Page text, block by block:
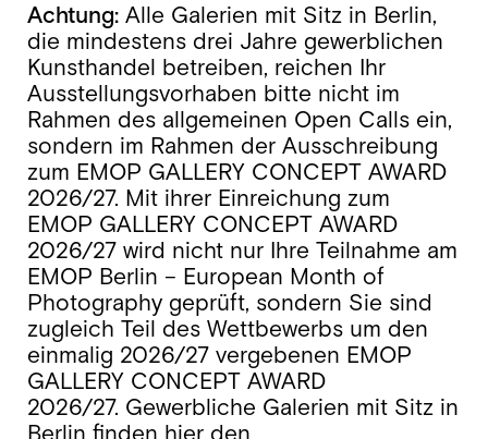
Achtung:Alle Galerien mit Sitz in Berlin,
die mindestens drei Jahre gewerblichen
Kunsthandel betreiben, reichen Ihr
Ausstellungsvorhaben bitte nicht im
Rahmen des allgemeinen Open Calls ein,
sondern im Rahmen der Ausschreibung
zum EMOP GALLERY CONCEPT AWARD
2026/27. Mit ihrer Einreichung zum
EMOP GALLERY CONCEPT AWARD
2026/27 wird nicht nur Ihre Teilnahme am
EMOP Berlin – European Month of
Photography geprüft, sondern Sie sind
zugleich Teil des Wettbewerbs um den
einmalig 2026/27 vergebenen EMOP
GALLERY CONCEPT AWARD
2026/27. Gewerbliche Galerien mit Sitz in